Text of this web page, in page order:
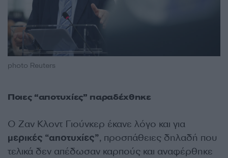
photo Reuters
Ποιες “αποτυχίες” παραδέχθηκε
Ο Ζαν Κλοντ Γιούνκερ έκανε λόγο και για
μερικές “αποτυχίες”, προσπάθειες δηλαδή που
τελικά δεν απέδωσαν καρπούς και αναφέρθηκε